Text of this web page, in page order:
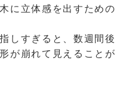
に立体感を出すための
しすぎると、数週間後
が崩れて見えることが